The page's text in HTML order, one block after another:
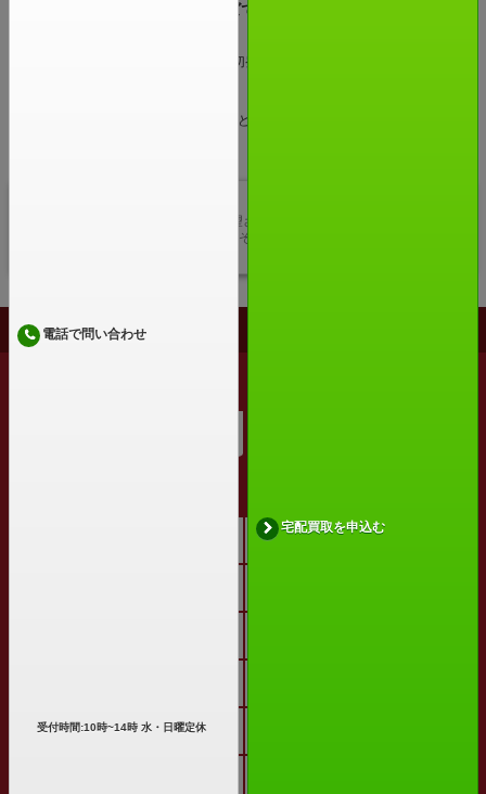
VAIOを売るなら買取アローズで決まり！
買取アローズの買取は諸費用などが一切発生しないので初めての方にも安心し
また、査定額がUPするキャンペーンなども行っているのでお気軽にご利用くだ
surfaceの買取を希望される方は、買取アローズの宅配買
取をご利用下さい！その他にもCPU、グラボ等のPCパ
高価買取リスト
買取コラム
電話で問い合わせ
受付時間:10時~14時 水・日曜定休
宅配買取を申込む